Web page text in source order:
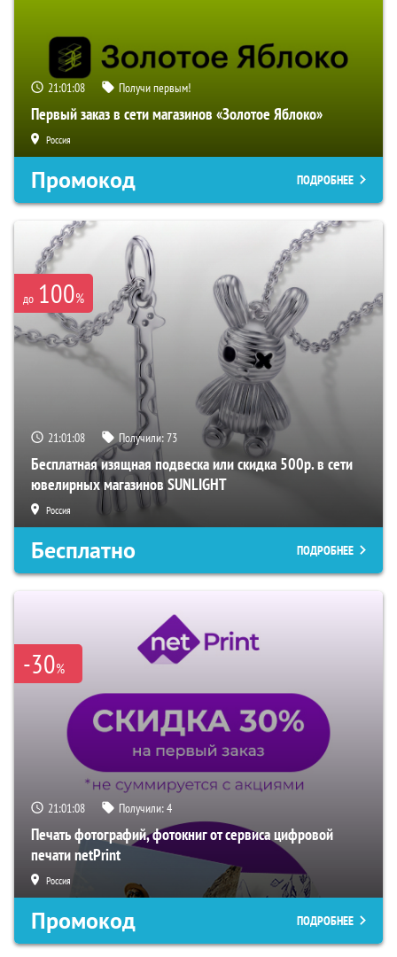
21:01:07 Получи первым!
Первый заказ в сети магазинов «Золотое Яблоко»
Россия
Промокод ПОДРОБНЕЕ
до 100%
21:01:07 Получили:73
Бесплатная изящная подвеска или скидка 500р. в сети
ювелирных магазинов SUNLIGHT
Россия
Бесплатно ПОДРОБНЕЕ
-30%
21:01:07 Получили:4
Печать фотографий, фотокниг от сервиса цифровой
печати netPrint
Россия
Промокод ПОДРОБНЕЕ